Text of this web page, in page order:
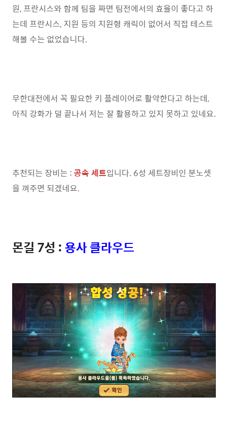
원, 프란시스와 함께 팀을 짜면 팀전에서의 효율이 좋다고 하
는데 프란시스, 지원 등의 지원형 캐릭이 없어서 직접 테스트
해볼 수는 없었습니다.
무한대전에서 꼭 필요한 키 플레이어로 활약한다고 하는데,
아직 강화가 덜 끝나서 저는 잘 활용하고 있지 못하고 있네요.
추천되는 장비는 :공속 세트입니다. 6성 세트장비인 분노셋
을 껴주면 되겠네요.
몬길 7성 : 용사 클라우드